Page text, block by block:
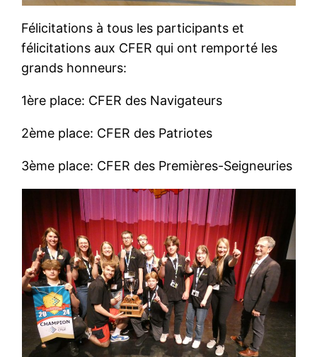
Félicitations à tous les participants et
félicitations aux CFER qui ont remporté les
grands honneurs:
1ère place: CFER des Navigateurs
2ème place: CFER des Patriotes
3ème place: CFER des Premières-Seigneuries